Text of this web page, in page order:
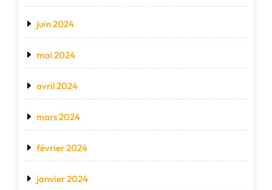
juin 2024
mai 2024
avril 2024
mars 2024
février 2024
janvier 2024